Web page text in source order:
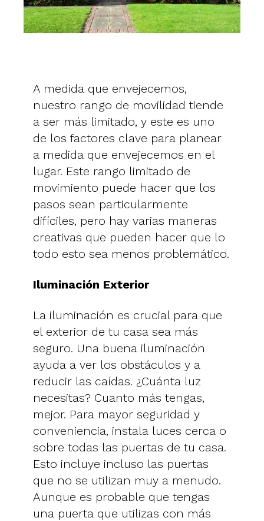
A medida que envejecemos,
nuestro rango de movilidad tiende
a ser más limitado, y este es uno
de los factores clave para planear
a medida que envejecemos en el
lugar. Este rango limitado de
movimiento puede hacer que los
pasos sean particularmente
difíciles, pero hay varias maneras
creativas que pueden hacer que lo
todo esto sea menos problemático.
Iluminación Exterior
La iluminación es crucial para que
el exterior de tu casa sea más
seguro. Una buena iluminación
ayuda a ver los obstáculos y a
reducir las caídas. ¿Cuánta luz
necesitas? Cuanto más tengas,
mejor. Para mayor seguridad y
conveniencia, instala luces cerca o
sobre todas las puertas de tu casa.
Esto incluye incluso las puertas
que no se utilizan muy a menudo.
Aunque es probable que tengas
una puerta que utilizas con más